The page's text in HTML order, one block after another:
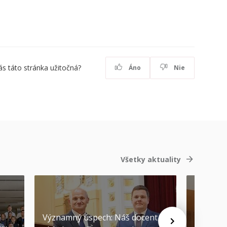
táto stránka užitočná? Áno Nie
Všetky aktuality
Významný úspech: Náš docent